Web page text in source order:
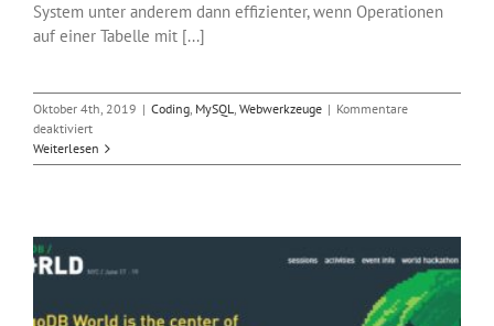
System unter anderem dann effizienter, wenn Operationen
auf einer Tabelle mit [...]
Oktober 4th, 2019 | Coding, MySQL, Webwerkzeuge | Kommentare
deaktiviertfür
Open-
Source-
verfügbar
Weiterlesen